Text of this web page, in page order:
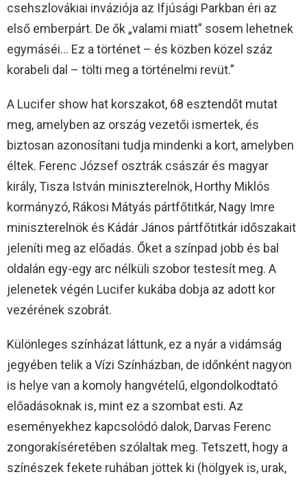
csehszlovákiai inváziója az Ifjúsági Parkban éri az
első emberpárt. De ők „valami miatt” sosem lehetnek
egymáséi… Ez a történet – és közben közel száz
korabeli dal – tölti meg a történelmi revüt.”
A Lucifer show hat korszakot, 68 esztendőt mutat
meg, amelyben az ország vezetői ismertek, és
biztosan azonosítani tudja mindenki a kort, amelyben
éltek. Ferenc József osztrák császár és magyar
király, Tisza István miniszterelnök, Horthy Miklós
kormányzó, Rákosi Mátyás pártfőtitkár, Nagy Imre
miniszterelnök és Kádár János pártfőtitkár időszakait
jeleníti meg az előadás. Őket a színpad jobb és bal
oldalán egy-egy arc nélküli szobor testesít meg. A
jelenetek végén Lucifer kukába dobja az adott kor
vezérének szobrát.
Különleges színházat láttunk, ez a nyár a vidámság
jegyében telik a Vízi Színházban, de időnként nagyon
is helye van a komoly hangvételű, elgondolkodtató
előadásoknak is, mint ez a szombat esti. Az
eseményekhez kapcsolódó dalok, Darvas Ferenc
zongorakíséretében szólaltak meg. Tetszett, hogy a
színészek fekete ruhában jöttek ki (hölgyek is, urak,